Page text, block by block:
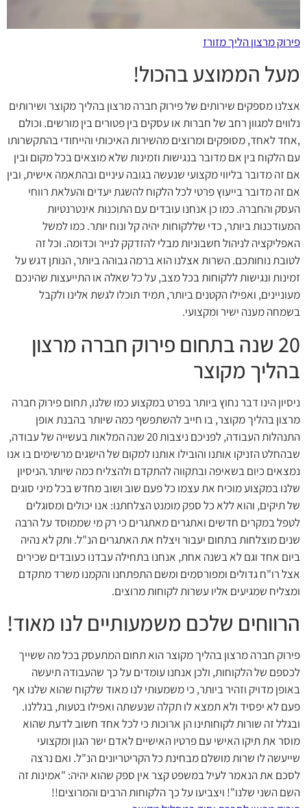
פירוק מרצון הליך מזורז
מעל הממוצע בהכול!
אצלנו מספקים שירותים של פירוק חברה מרצון בהליך מקוצר ושירותים
נלווים למגוון רחב של חברות או עסקים בין פטורים בין מורשים. וכולם
,אחד לאחד, מסופקים ומרוצים מהשירות האיכותי והייחודי בהתקשרותו
עם הלקוח בין אם מדובר בנגישות וזמינות שלא מוצאים בכל מקום ובין
אם זה מדובר בליווי מקצועי שנעשה בגובה עיניים ובהתאמה אישית, ובין
אם זה מדובר בייעוץ פרטי לכל הלקוח להשגת יעדים והעלאת רווחי
העסק והחברה. כמו כן אנחנו עובדים עם התוכנות אינטרנטיות
המעודכנות ביותר, כדי שללקוחות יהיה קל ונוח יותר. כמו למשל
האפליקציה לניהול חשבוניות מבלי להזדקק לנייר וכדומה. וכל זה
לטובת נוחותכם. השרות אצלנו הוא ברמה גבוהה ביותר, הנותן דגש על
זמינות ונגישות ללקוחות בכל מצב, על כל שאלה או התייעצות שהינכם
מעוניינים, ואפילו הקטנים ביותר, תמיד תוכלו לגשת אלינו ולקבל
בשמחה מענה ישיר ומקצועי.
20 שנה בתחום פירוק חברה מרצון
בהליך מקוצר
ניסיון הינו דבר נחוץ ביותר בפרט במקצוע כמו שלנו, תחום פירוק חברה
מרצון בהליך מקוצר, בו חייב להשתפשף כמה שיותר בהבנת אופן
התנהלות העבודה, לפניכם ניצבות 20 שנה המלאות בעשייה של עבודה,
שבהחלט הזניקו אותנו והובילו אותנו למקום של הישגים מרשימים בו אנו
נמצאים כיום בשאיפה ובתקווה להתקדם ולהצליח כמה שיותר.הניסיון
שלנו במקצוע מוכיח את עצמו כל פעם שוב ושוב מחדש בכל מיני סוגים
של תיקים, והוא ללא כל ספק מומנט הצלחתנו: אנו יכולים ומסוגלים
לטפל במקרים חדשים ואתגרים מאתגרים כי רק מי שממוסד על הרבה
שנים מוצלחות בתחום יעבור ויצלח את האתגרים הנ"ל. ותק לא נהיה
ביום אחד וגם לא בשנה אחת, אנחנו בתחילה עבדנו כעובדים שכירים
אצל רו"ח גדולים ומפורסמים ומשם התפתחנו והקמנו משרד מתקדם
ומצליח שמגיעים אליו עשרות לקוחות מרוצים.
הרווחים שלכם משמעותיים לנו מאוד!
פירוק חברה מרצון בהליך מקוצר הוא תחום המתעסק בכל מה ששייך
לכספם של הלקוחות, ולכן אנחנו עומדים על כך שהעבודה תיעשה
באופן מדויק וזהיר ביותר, כי משמעותי לנו מאוד שלקוח שהוא שלנו אף
פעם לא יפסיד ולא תמצא לו תקלה שנעשתה ואפילו בטעות, בגללנו.
ובגלל זה שורות לקוחותינו הן ארוכות כי לכל אחד חשוב לדעת שהוא
מוסר את תיקו האישי עם פרטיו האישיים לאדם ישר הגון ומקצועי
שייעשה לו שרות מושלם מבחינת כל הקריטריונים הנ"ל. ואם נרצה
לסכם את הנאמר לעיל במשפט קצר אין ספק שהוא יהיה: "אמינות זה
השם השני שלנו"! ויצביעו על כך הלקוחות הרבים והמרוצים!!